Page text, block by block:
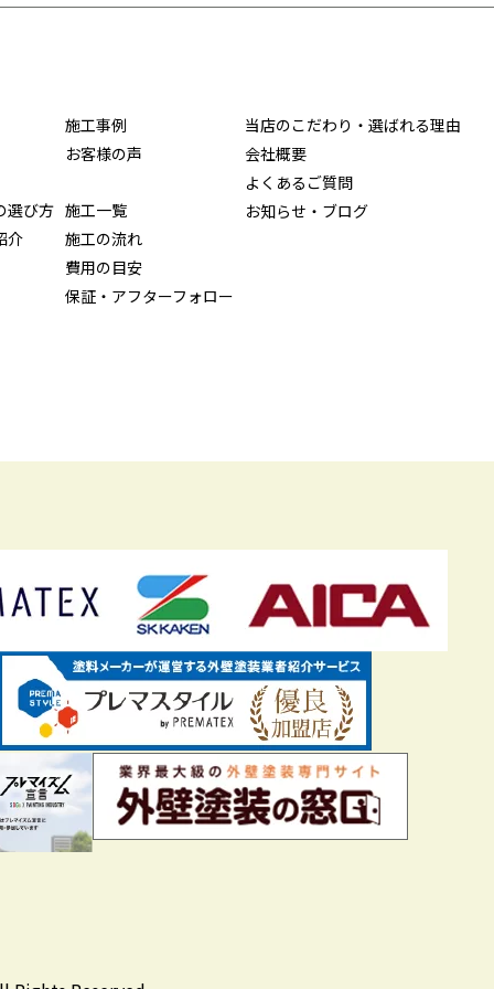
選び方
介
施工事例
お客様の声
施工一覧
施工の流れ
費用の目安
保証・アフターフォロー
当店のこだわり・選ばれる理由
会社概要
よくあるご質問
お知らせ・ブログ